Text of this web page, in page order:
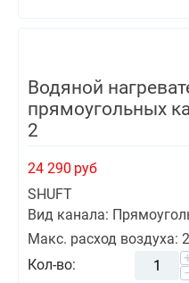
Водяной
прямоугольных
2
24 290 руб
SHUFT
Вид канала:
Макс. расход воздуха:
Кол-во: